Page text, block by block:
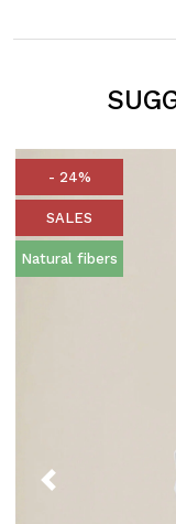
- 24%
SALES
Natural fibers